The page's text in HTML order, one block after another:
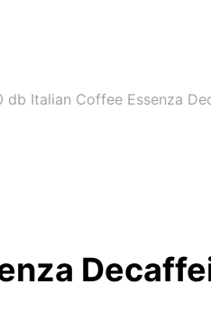
db Italian Coffee Essenza